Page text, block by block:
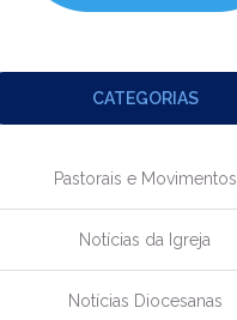
CATEGORIAS
Pastorais e Movimentos
Notícias da Igreja
Notícias Diocesanas